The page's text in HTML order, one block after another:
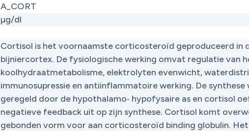
A_CORT
µg/dl
Cortisol is het voornaamste corticosteroïd geproduceerd in
bijniercortex. De fysiologische werking omvat regulatie van
koolhydraatmetabolisme, elektrolyten evenwicht,
immunosupressie en anti­inflammatoire werking. De
geregeld door de hypothalamo‑ hypofysaire as en cortisol
negatieve feedback uit op zijn synthese. Cortisol komt
gebonden vorm voor aan corticosteroïd binding globulin. Het